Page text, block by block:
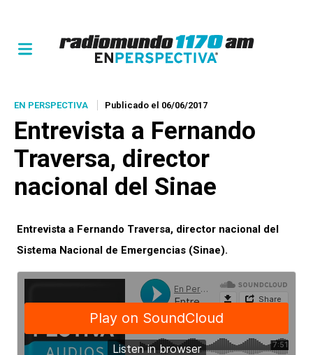
EN PERSPECTIVA Publicado el 06/06/2017
Entrevista a Fernando
Traversa, director
nacional del Sinae
Entrevista a Fernando Traversa, director nacional del
Sistema Nacional de Emergencias (Sinae).